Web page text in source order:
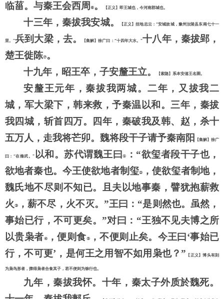
临菑。与秦王会西周 ⑥ 。 【正义】即王城也，今河南郡城也。
十三年，秦拔我安城。 【正义】括地志云：“安城故城，豫州汝陵县东南七十一
里。”兵到大梁，去。 【集解】徐广曰： “十四年大水。”十八年，秦拔郢，
楚王徙陈⑦ 。
十九年，昭王卒，子安釐王立。
【索隐】系本安僖王名圉。
安釐王元年，秦拔我两城。二年，又拔我二
城，军大梁下，韩来救，予秦温以和。三年，秦拔
我四城，斩首四万。四年，秦破我及韩、赵，杀十
五万人，走我将芒卯。魏将段干子请予秦南阳
【集解】徐广
曰： “在脩武。” 以和。苏代谓魏王曰① ： “欲玺者段干子也，
欲地者秦也。今王使欲地者制玺②
，使欲玺者制地，
魏氏地不尽则不知已。且夫以地事秦，譬犹抱薪救
火③ ，薪不尽，火不灭。 ”王曰：“是则然也。虽然，
事始已行，不可更矣。”对曰：“王独不见夫博之所
以贵枭者④，便则食⑤，不便则止矣。今王曰 ‘事始已
行，不可更’，是何王之用智不如用枭也？”
【正义】博头有刻
为枭鸟形者，掷得枭者合食其子，若不便则为馀行也。
九年，秦拔我怀。十年，秦太子外质於魏死。